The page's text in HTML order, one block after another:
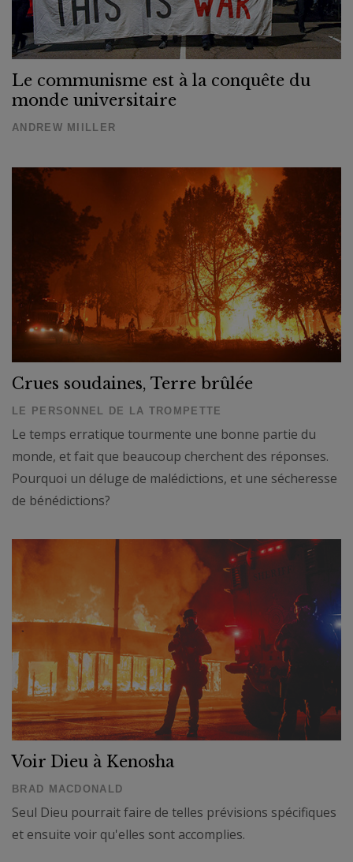
Le communisme est à la conquête du
monde universitaire
ANDREW MIILLER
Crues soudaines, Terre brûlée
LE PERSONNEL DE LA TROMPETTE
Le temps erratique tourmente une bonne partie du
monde, et fait que beaucoup cherchent des réponses.
Pourquoi un déluge de malédictions, et une sécheresse
de bénédictions?
Voir Dieu à Kenosha
BRAD MACDONALD
Seul Dieu pourrait faire de telles prévisions spécifiques
et ensuite voir qu'elles sont accomplies.